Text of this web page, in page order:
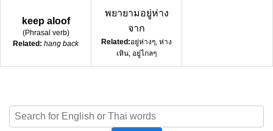
keep aloof
(Phrasal verb)
Related: hang back
พยายามอยู่ห่าง
จาก
Related:อยู่ห่างๆ, ห่าง
เหิน, อยู่ไกลๆ